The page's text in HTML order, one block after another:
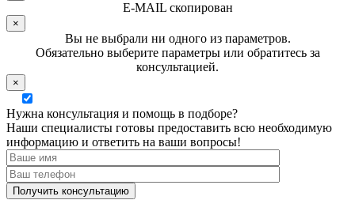
E-MAIL скопирован
×
Вы не выбрали ни одного из параметров.
Обязательно выберите параметры или обратитесь за
консультацией.
×
Нужна консультация и помощь в подборе?
Наши специалисты готовы предоставить всю необходимую
информацию и ответить на ваши вопросы!